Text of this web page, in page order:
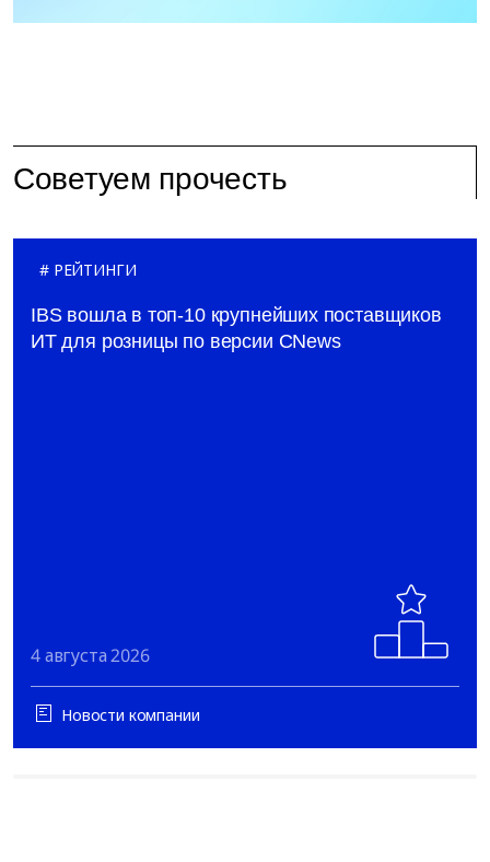
Советуем прочесть
РЕЙТИНГИ
IBS вошла в топ-10 крупнейших поставщиков
ИТ для розницы по версии CNews
4 августа 2026
Новости компании